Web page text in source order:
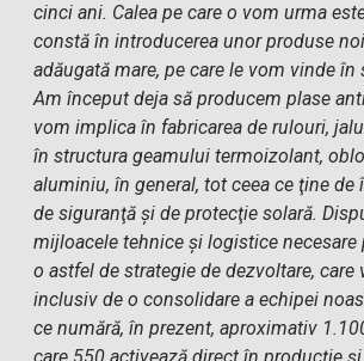
cinci ani. Calea pe care o vom urma
constă în introducerea unor produse
adăugată mare, pe care le vom vinde în
Am început deja să producem plase
vom implica în fabricarea de rulouri,
în structura geamului termoizolant,
aluminiu, în general, tot ceea ce ţine de
de siguranţă şi de protecţie solară.
mijloacele tehnice şi logistice necesare
o astfel de strategie de dezvoltare, care
inclusiv de o consolidare a echipei
ce numără, în prezent, aproximativ